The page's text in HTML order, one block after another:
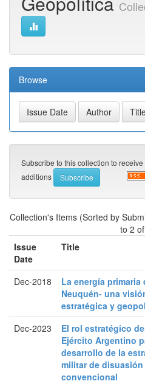
Browse
Subscribe to this collection to
additions
Collection's Items (Sorted by
to 2
Issue
Date
Title
Dec-2018
La energía primaria
Neuquén- una
estratégica y
Dec-2023
El rol estratégico
Ejército Argentino
desarrollo de la
militar de disuasión
convencional